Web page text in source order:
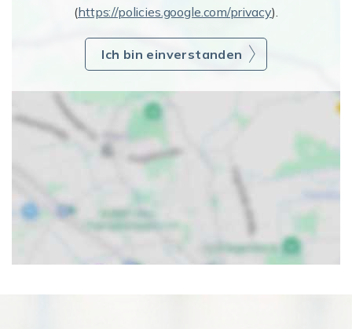
(https://policies.google.com/privacy).
Ich bin einverstanden